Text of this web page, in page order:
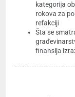
kategorija
rokova za
refakciji
Šta se
finansija